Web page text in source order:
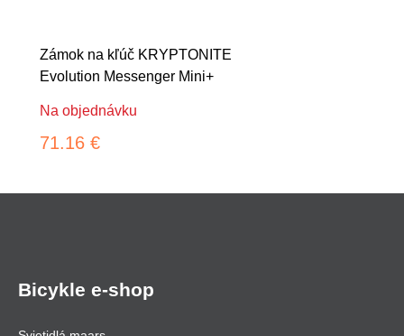
Zámok na kľúč KRYPTONITE
Evolution Messenger Mini+
Na objednávku
71.16 €
Bicykle e-shop